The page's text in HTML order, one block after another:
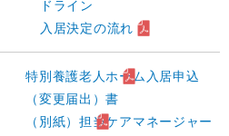
ドライン
入居決定の流れ
特別養護老人ホーム入居申込
（変更届出）書
（別紙）担当ケアマネージャー